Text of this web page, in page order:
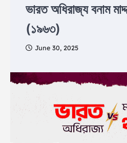
ভারত অধিরাজ্য বনাম
(১৯৬৩)
June 30, 2025